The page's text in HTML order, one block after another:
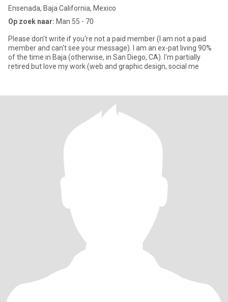
Ensenada, Baja California, Mexico
Op zoek naar: Man 55 - 70
Please don't write if you're not a paid member (I am not a paid
member and can't see your message). I am an ex-pat living 90%
of the time in Baja (otherwise, in San Diego, CA). I'm partially
retired but love my work (web and graphic design, social me